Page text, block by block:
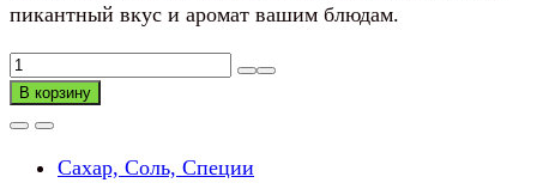
пикантный вкус и аромат вашим блюдам.
Количество
товара
Лук
сушенный
В корзину
Сахар, Соль, Специи